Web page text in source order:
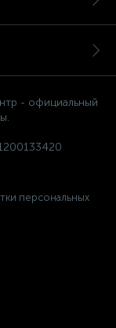
- официальный
персональных